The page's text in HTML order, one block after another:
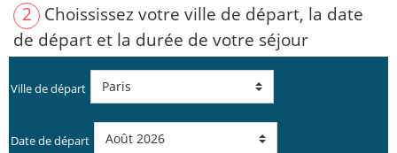
2 Choississez votre ville de départ, la date
de départ et la durée de votre séjour
Ville de départ
Date de départ